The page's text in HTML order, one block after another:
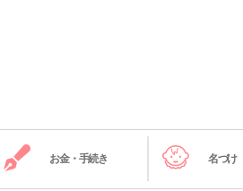
お金・手続き 名づけ